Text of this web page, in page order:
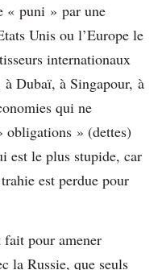
« puni » par une
Unis ou l’Europe le
internationaux
Dubaï, à Singapour, à
qui ne
» (dettes)
est le plus stupide, car
est perdue pour
fait pour amener
la Russie, que seuls